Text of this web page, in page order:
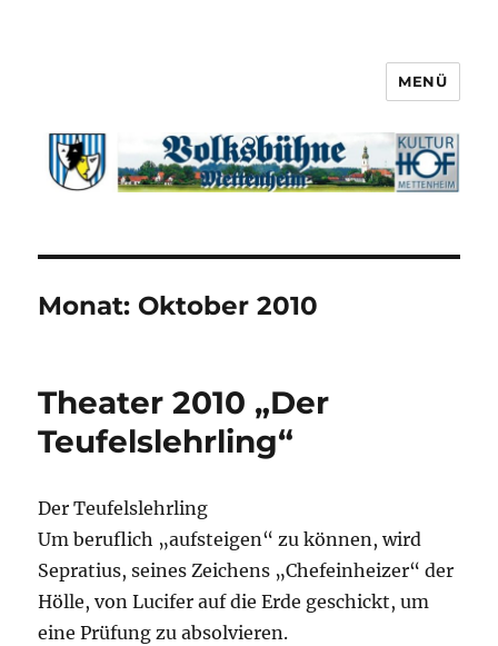
MENÜ
Monat: Oktober 2010
Theater 2010 „Der
Teufelslehrling“
Der Teufelslehrling
Um beruflich „aufsteigen“ zu können, wird
Sepratius, seines Zeichens „Chefeinheizer“ der
Hölle, von Lucifer auf die Erde geschickt, um
eine Prüfung zu absolvieren.